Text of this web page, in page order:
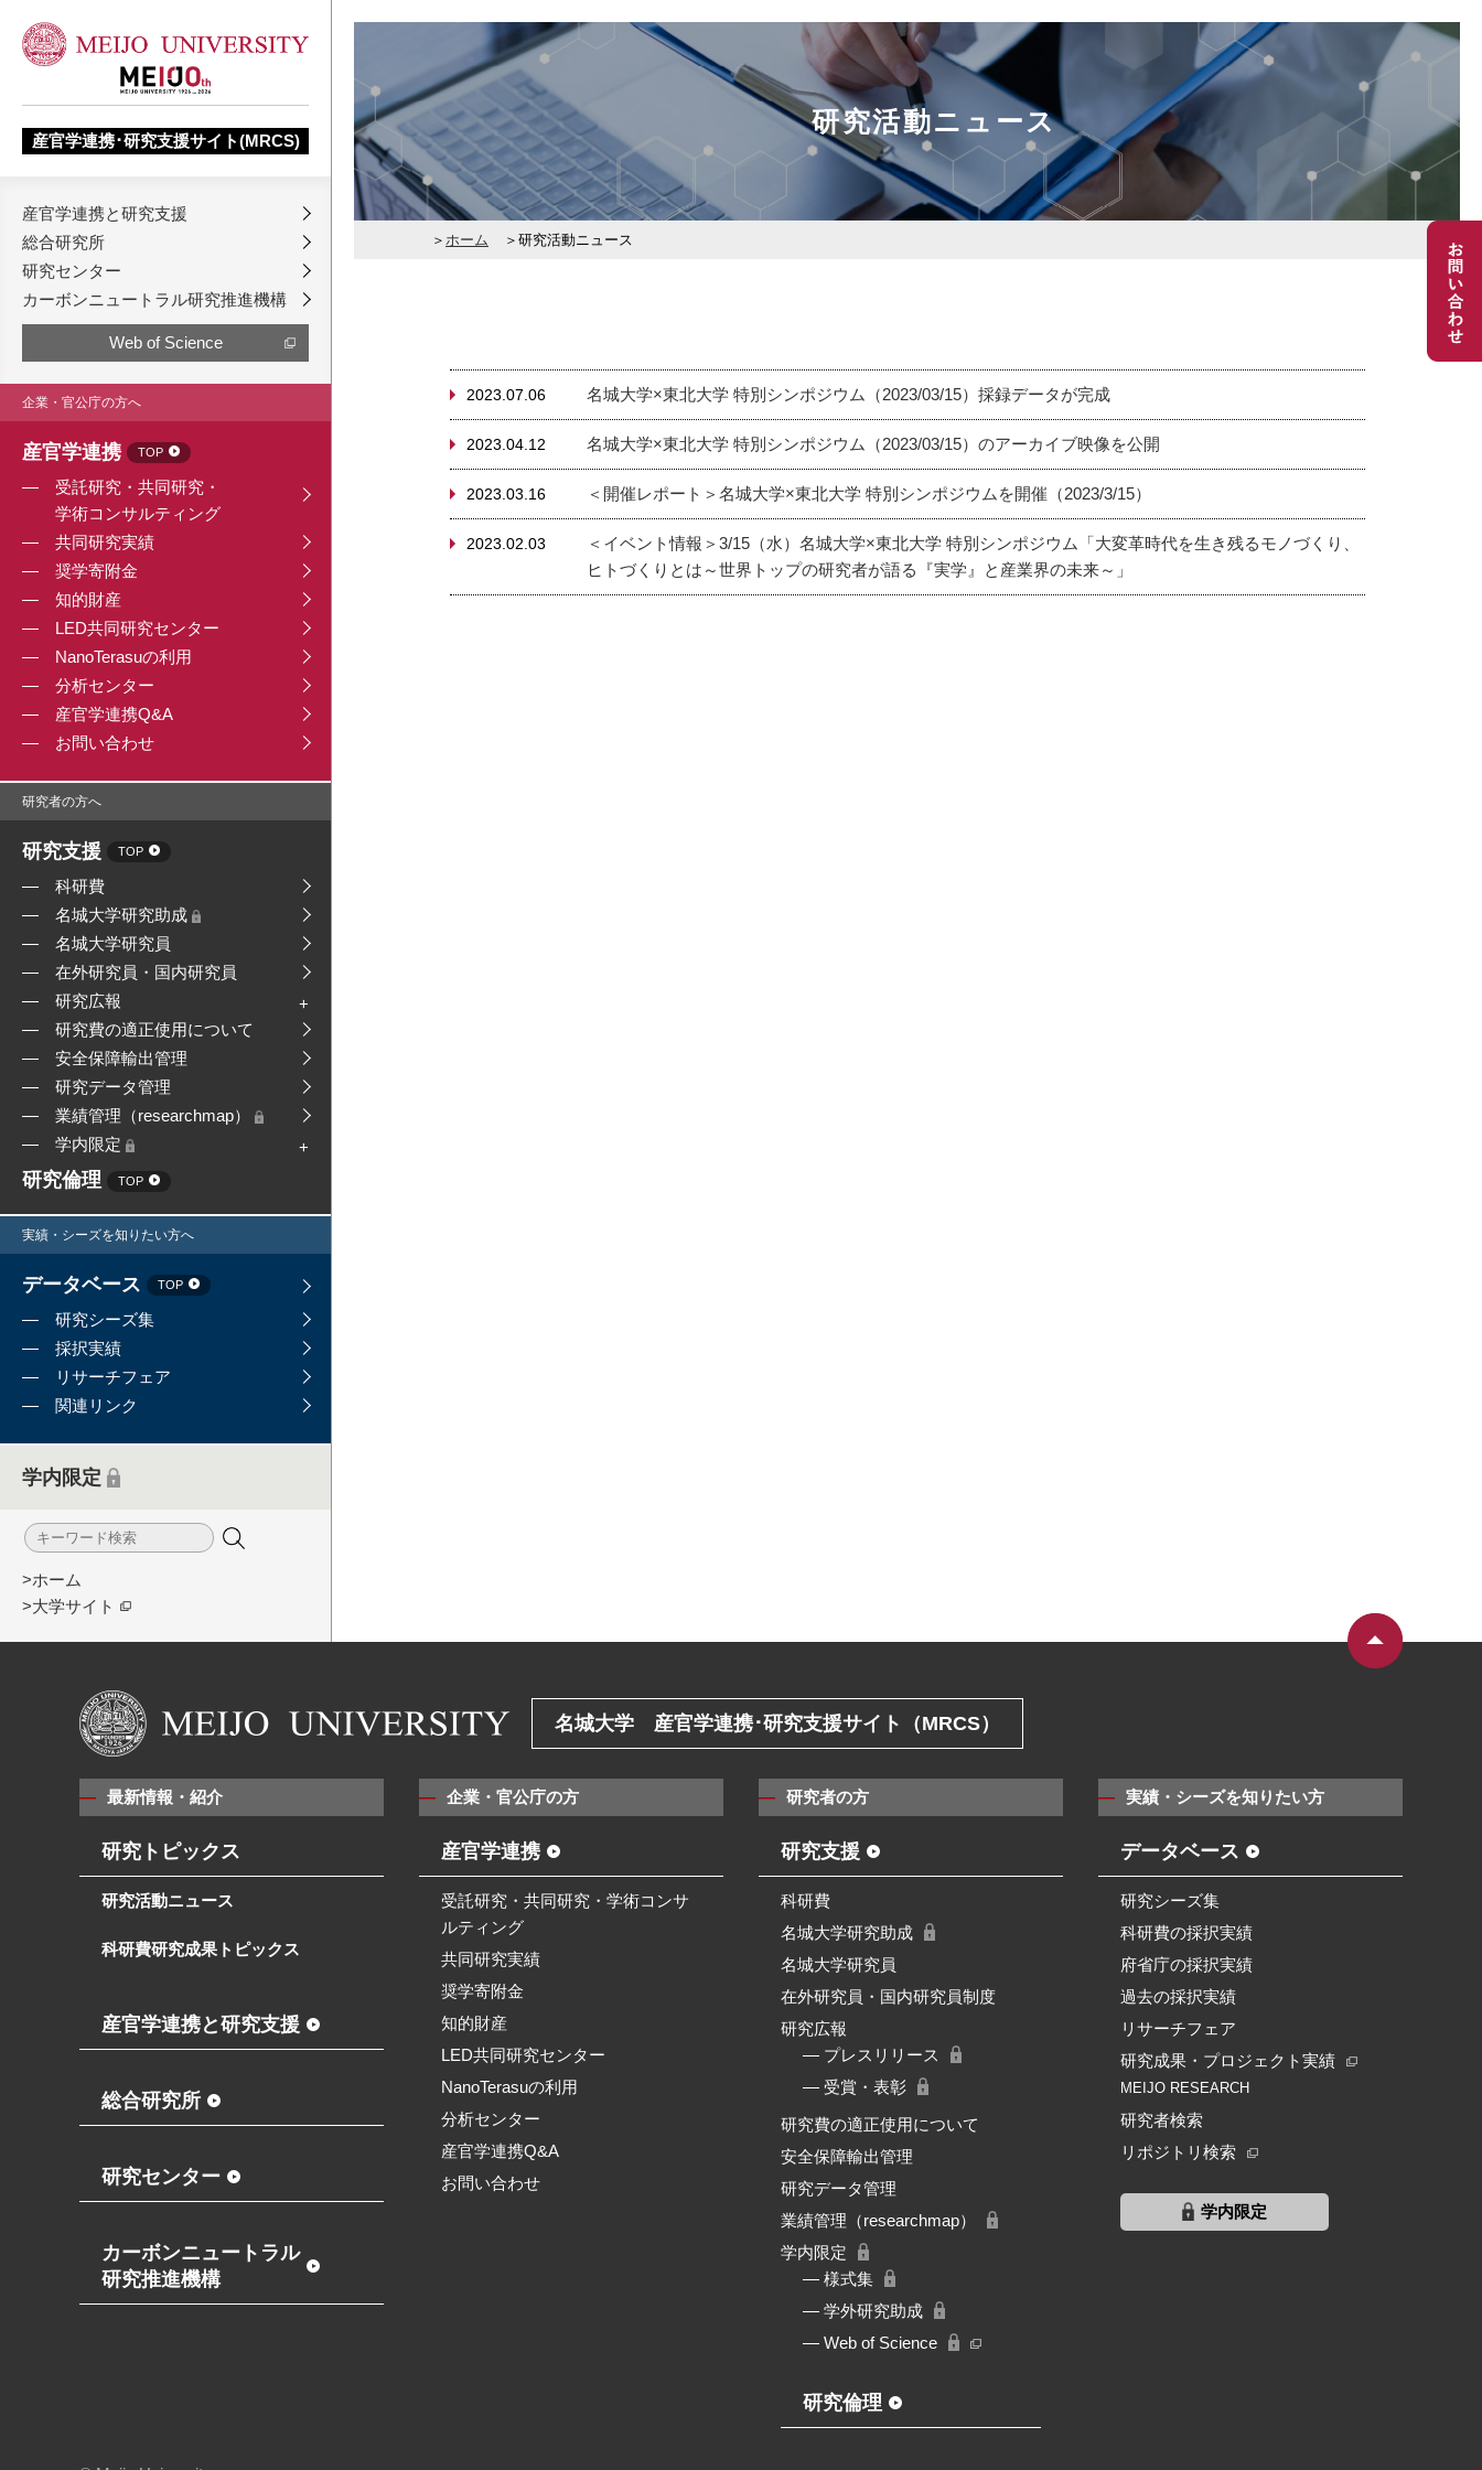
産官学連携･研究支援サイト(MRCS)
産官学連携と研究支援
総合研究所
研究センター
カーボンニュートラル研究推進機構
Web of Science
企業・官公庁の方へ
産官学連携 TOP
受託研究・共同研究・
学術コンサルティング
共同研究実績
奨学寄附金
知的財産
LED共同研究センター
NanoTerasuの利用
分析センター
産官学連携Q&A
お問い合わせ
研究者の方へ
研究支援 TOP
科研費
名城大学研究助成
名城大学研究員
在外研究員・国内研究員
研究広報
研究費の適正使用について
安全保障輸出管理
研究データ管理
業績管理（researchmap）
学内限定
研究倫理 TOP
実績・シーズを知りたい方へ
データベース TOP
研究シーズ集
採択実績
リサーチフェア
関連リンク
学内限定
>ホーム
>大学サイト
研究活動ニュース
ホーム 研究活動ニュース
2023.07.06 名城大学×東北大学 特別シンポジウム（2023/03/15）採録データが完成
2023.04.12 名城大学×東北大学 特別シンポジウム（2023/03/15）のアーカイブ映像を公開
2023.03.16 ＜開催レポート＞名城大学×東北大学 特別シンポジウムを開催（2023/3/15）
2023.02.03
＜イベント情報＞3/15（水）名城大学×東北大学 特別シンポジウム「大変革時代を生き残るモノづくり、
ヒトづくりとは～世界トップの研究者が語る『実学』と産業界の未来～」
名城大学 産官学連携･研究支援サイト（MRCS）
最新情報・紹介
研究トピックス
研究活動ニュース
科研費研究成果トピックス
産官学連携と研究支援
総合研究所
研究センター
カーボンニュートラル
研究推進機構
企業・官公庁の方
産官学連携
受託研究・共同研究・学術コンサ
ルティング
共同研究実績
奨学寄附金
知的財産
LED共同研究センター
NanoTerasuの利用
分析センター
産官学連携Q&A
お問い合わせ
研究者の方
研究支援
科研費
名城大学研究助成
名城大学研究員
在外研究員・国内研究員制度
研究広報
― プレスリリース
― 受賞・表彰
研究費の適正使用について
安全保障輸出管理
研究データ管理
業績管理（researchmap）
学内限定
― 様式集
― 学外研究助成
― Web of Science
研究倫理
実績・シーズを知りたい方
データベース
研究シーズ集
科研費の採択実績
府省庁の採択実績
過去の採択実績
リサーチフェア
研究成果・プロジェクト実績
MEIJO RESEARCH
研究者検索
リポジトリ検索
学内限定